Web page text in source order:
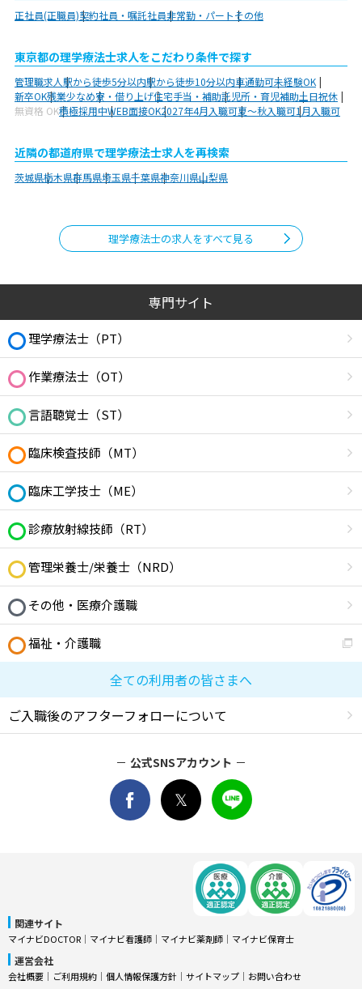
正社員(正職員)契約社員・嘱託社員非常勤・パートその他
東京都の理学療法士求人をこだわり条件で探す
管理職求人駅から徒歩5分以内駅から徒歩10分以内車通勤可未経験OK
新卒OK残業少なめ寮・借り上げ住宅手当・補助託児所・育児補助土日祝休
無資格 OK積極採用中WEB面接OK2027年4月入職可夏～秋入職可1月入職可
近隣の都道府県で理学療法士求人を再検索
茨城県栃木県群馬県埼玉県千葉県神奈川県山梨県
理学療法士の求人をすべて見る
専門サイト
理学療法士（PT）
作業療法士（OT）
言語聴覚士（ST）
臨床検査技師（MT）
臨床工学技士（ME）
診療放射線技師（RT）
管理栄養士/栄養士（NRD）
その他・医療介護職
福祉・介護職
全ての利用者の皆さまへ
ご入職後のアフターフォローについて
公式SNSアカウント
関連サイト
マイナビDOCTOR │ マイナビ看護師 │ マイナビ薬剤師 │ マイナビ保育士
運営会社
会社概要 │ ご利用規約 │ 個人情報保護方針 │ サイトマップ │ お問い合わせ